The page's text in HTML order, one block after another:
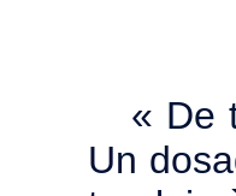
« De
Un